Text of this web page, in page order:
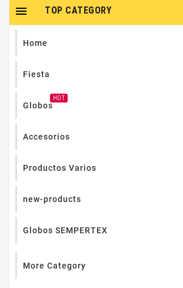
TOP CATEGORY

Home
Fiesta
Globos
HOT
Accesorios
Productos Varios
new-products
Globos SEMPERTEX
More Category